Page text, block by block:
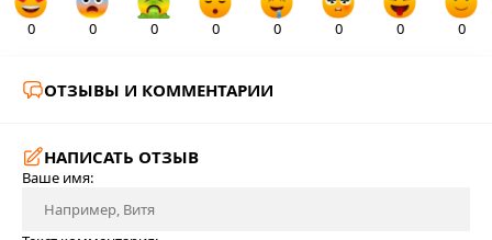
0 0 0 0 0 0 0 0
ОТЗЫВЫ И КОММЕНТАРИИ
НАПИСАТЬ ОТЗЫВ
Ваше имя: